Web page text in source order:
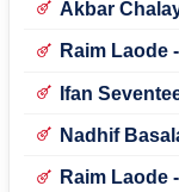
Akbar
Raim Laode
Ifan
Nadhif
Raim Laode